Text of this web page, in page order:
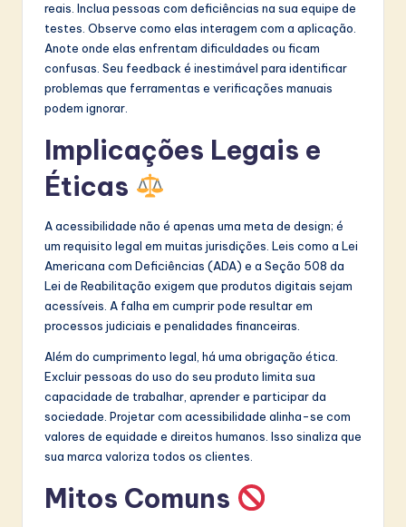
reais. Inclua pessoas com deficiências na sua equipe de
testes. Observe como elas interagem com a aplicação.
Anote onde elas enfrentam dificuldades ou ficam
confusas. Seu feedback é inestimável para identificar
problemas que ferramentas e verificações manuais
podem ignorar.
Implicações Legais e
Éticas
A acessibilidade não é apenas uma meta de design; é
um requisito legal em muitas jurisdições. Leis como a Lei
Americana com Deficiências (ADA) e a Seção 508 da
Lei de Reabilitação exigem que produtos digitais sejam
acessíveis. A falha em cumprir pode resultar em
processos judiciais e penalidades financeiras.
Além do cumprimento legal, há uma obrigação ética.
Excluir pessoas do uso do seu produto limita sua
capacidade de trabalhar, aprender e participar da
sociedade. Projetar com acessibilidade alinha-se com
valores de equidade e direitos humanos. Isso sinaliza que
sua marca valoriza todos os clientes.
Mitos Comuns